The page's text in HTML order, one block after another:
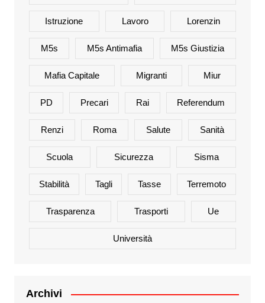
Istruzione Lavoro Lorenzin
M5s M5s Antimafia M5s Giustizia
Mafia Capitale Migranti Miur
PD Precari Rai Referendum
Renzi Roma Salute Sanità
Scuola Sicurezza Sisma
Stabilità Tagli Tasse Terremoto
Trasparenza Trasporti Ue
Università
Archivi